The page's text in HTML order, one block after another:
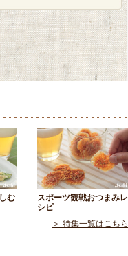
む
スポーツ観戦おつまみレ
シピ
＞ 特集一覧はこちら